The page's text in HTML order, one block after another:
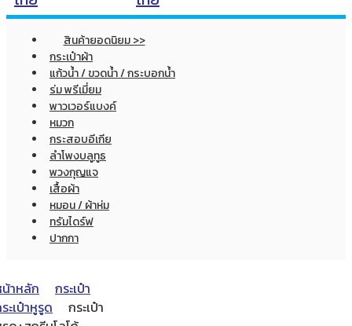
สินค้ายอดนิยม >>
กระเป๋าผ้า
แก้วน้ำ / ขวดน้ำ / กระบอกน้ำ
ร่ม พรีเมี่ยม
พาวเวอร์แบงค์
หมวก
กระสอบอีเกีย
ลำโพงบลูทูธ
พวงกุญแจ
เสื้อผ้า
หมอน / ผ้าห่ม
ทรัมไดร์ฟ
ปากกา
าหลัก
กระเป๋า
ะเป๋าหูรูด
กระเป๋า